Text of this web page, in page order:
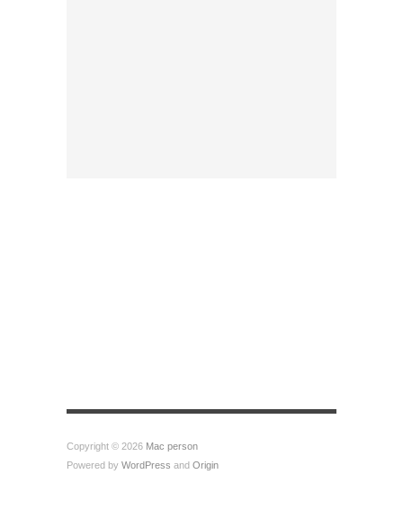
Copyright © 2026 Mac person
Powered by WordPress and Origin